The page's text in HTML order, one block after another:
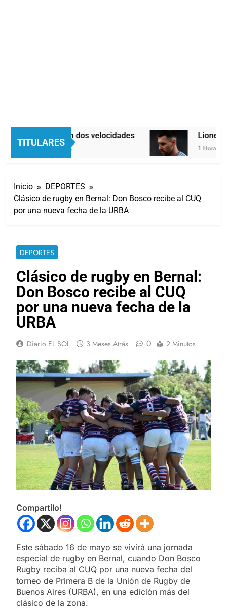
TITULARES
Economía en dos velocidades
29 Minutos Atrás
Lionel
1 Hora Atrás
Inicio
DEPORTES
Clásico de rugby en Bernal: Don Bosco recibe al CUQ
por una nueva fecha de la URBA
DEPORTES
Clásico de rugby en Bernal:
Don Bosco recibe al CUQ
por una nueva fecha de la
URBA
Diario EL SOL 3 Meses Atrás 0 2 Minutos
Compartilo!
Este sábado 16 de mayo se vivirá una jornada
especial de rugby en Bernal, cuando Don Bosco
Rugby reciba al CUQ por una nueva fecha del
torneo de Primera B de la Unión de Rugby de
Buenos Aires (URBA), en una edición más del
clásico de la zona.